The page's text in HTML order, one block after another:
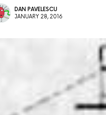
DAN PAVELESCU
JANUARY 28, 2016